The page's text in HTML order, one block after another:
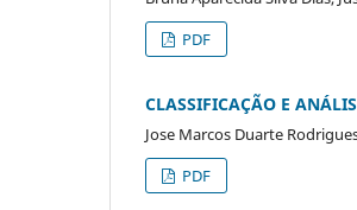
PDF
CLASSIFICAÇÃO E
Jose Marcos Duarte
PDF